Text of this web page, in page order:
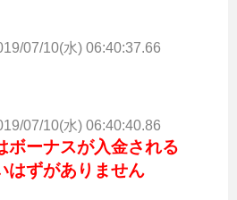
07/10(水) 06:40:37.66
07/10(水) 06:40:40.86
ボーナスが入金される
はずがありません